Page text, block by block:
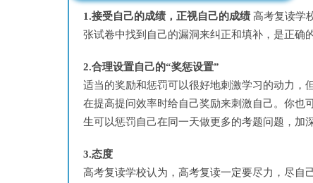
1.接受自己的成绩，正视自己的成绩高考复读学
张试卷中找到自己的漏洞来纠正和填补，是正确
2.合理设置自己的“奖惩设置”
适当的奖励和惩罚可以很好地刺激学习的动力，
在提高提问效率时给自己奖励来刺激自己。你也
生可以惩罚自己在同一天做更多的考题问题，加
3.态度
高考复读学校认为，高考复读一定要尽力，尽自